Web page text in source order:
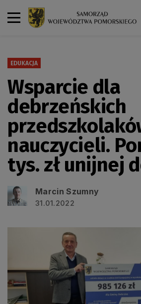
EDUKACJA
Wsparcie dla
debrzeńskich
nauczycieli.
tys. zł unijnej
Marcin Szumny
31.01.2022